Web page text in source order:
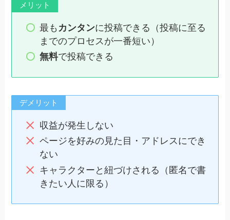
メリット
最も カンタンに投稿できる（投稿に至る
までのプロセスが一番短い）
無料で投稿できる
デメリット
収益が発生しない
ページを好みの見た目・アドレスにでき
ない
キャラクターと紐づけされる（匿名で書
きたい人に限る）